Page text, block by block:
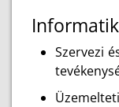
Szervezi